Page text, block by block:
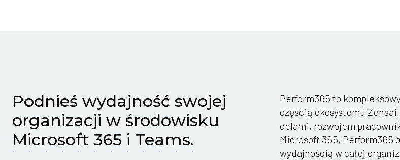
Podnieś wydajność swojej
organizacji w środowisku
Microsoft 365 i Teams.
Perform365 to
częścią ekosystemu
celami, rozwojem
Microsoft 365, Perform365
wydajnością w całej